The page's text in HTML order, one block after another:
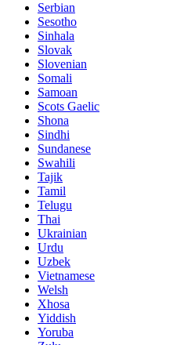
Serbian
Sesotho
Sinhala
Slovak
Slovenian
Somali
Samoan
Scots Gaelic
Shona
Sindhi
Sundanese
Swahili
Tajik
Tamil
Telugu
Thai
Ukrainian
Urdu
Uzbek
Vietnamese
Welsh
Xhosa
Yiddish
Yoruba